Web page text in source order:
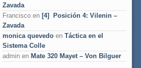
Zavada
Francisco en [4] Posición 4: Vilenin –
Zavada
monica quevedo en Táctica en el
Sistema Colle
admin en Mate 320 Mayet – Von Bilguer